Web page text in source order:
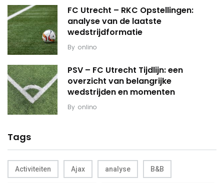
FC Utrecht – RKC Opstellingen:
analyse van de laatste
wedstrijdformatie
By onlino
PSV – FC Utrecht Tijdlijn: een
overzicht van belangrijke
wedstrijden en momenten
By onlino
Tags
Activiteiten Ajax analyse B&B